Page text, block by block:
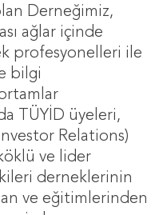
Derneğimiz,
ağlar içinde
profesyonelleri ile
bilgi
TÜYİD üyeleri,
Relations)
ve lider
derneklerinin
ve eğitimlerinden